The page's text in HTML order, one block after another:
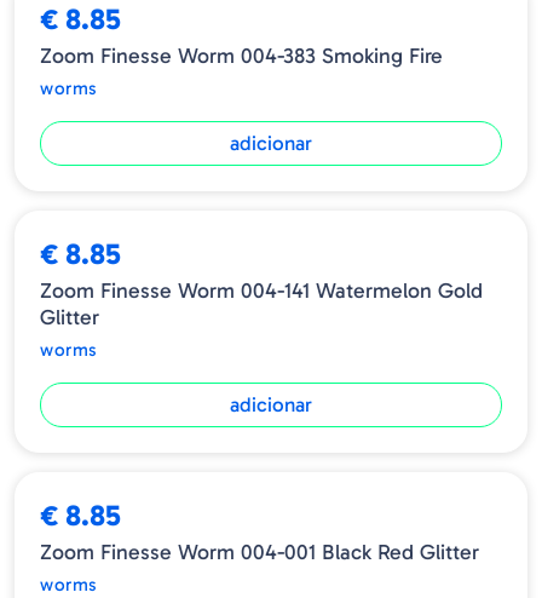
€ 8.85
Zoom Finesse Worm 004-383 Smoking Fire
worms
adicionar
€ 8.85
Zoom Finesse Worm 004-141 Watermelon Gold
Glitter
worms
adicionar
€ 8.85
Zoom Finesse Worm 004-001 Black Red Glitter
worms